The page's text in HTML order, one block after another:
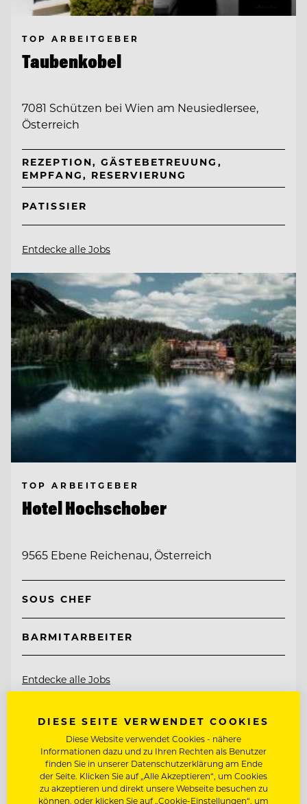
TOP ARBEITGEBER
Taubenkobel
7081 Schützen bei Wien am Neusiedlersee,
Österreich
REZEPTION, GÄSTEBETREUUNG,
EMPFANG, RESERVIERUNG
PATISSIER
Entdecke alle Jobs
TOP ARBEITGEBER
Hotel Hochschober
9565 Ebene Reichenau, Österreich
SOUS CHEF
BARMITARBEITER
Entdecke alle Jobs
DIESE SEITE VERWENDET COOKIES
Diese Website verwendet Cookies - nähere
Informationen dazu und zu Ihren Rechten als Benutzer
finden Sie in unserer Datenschutzerklärung am Ende
der Seite. Klicken Sie auf „Alle Akzeptieren“, um Cookies
zu akzeptieren und direkt unsere Webseite besuchen zu
können, oder klicken Sie auf „Cookie-Einstellungen“, um